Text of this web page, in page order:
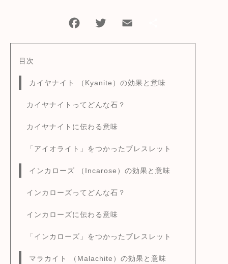
F
a
b
o
o
T
wi
m
有
目次
カイヤナイト （Kyanite）の効果と意味
カイヤナイトってどんな石？
カイヤナイトに伝わる意味
「アイオライト」をつかったブレスレット
インカローズ （Incarose）の効果と意味
インカローズってどんな石？
インカローズに伝わる意味
「インカローズ」をつかったブレスレット
マラカイト （Malachite）の効果と意味